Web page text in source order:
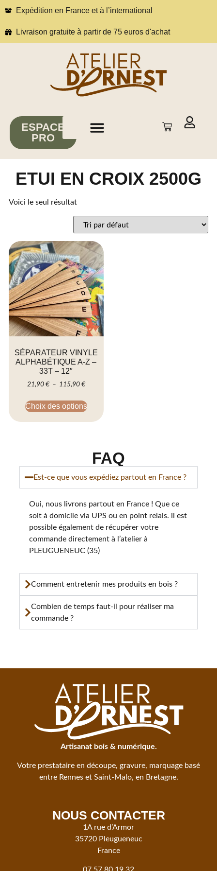
Expédition en France et à l’international
Livraison gratuite à partir de 75 euros d'achat
ESPACE
PRO
ETUI EN CROIX 2500G
Voici le seul résultat
SÉPARATEUR VINYLE
ALPHABÉTIQUE A-Z –
33T – 12″
21,90 € – 115,90 €
Choix des options
FAQ
Est-ce que vous expédiez partout en France ?
Oui, nous livrons partout en France ! Que ce
soit à domicile via UPS ou en point relais. il est
possible également de récupérer votre
commande directement à l’atelier à
PLEUGUENEUC (35)
Comment entretenir mes produits en bois ?
Combien de temps faut-il pour réaliser ma
commande ?
Artisanat bois & numérique.
Votre prestataire en découpe, gravure, marquage basé
entre Rennes et Saint-Malo, en Bretagne.
NOUS CONTACTER
1A rue d’Armor
35720 Pleugueneuc
France
07.57.80.19.32